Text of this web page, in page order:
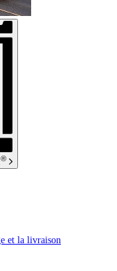
®
et la livraison